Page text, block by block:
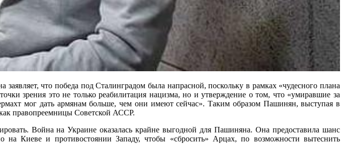
что победа под Сталинградом была напрасной, поскольку в рамках «чудесного плана
зрения это не только реабилитация нацизма, но и утверждение о том, что «умиравшие за
мог дать армянам больше, чем они имеют сейчас». Таким образом Пашинян, выступая в
правопреемницы Советской АССР.
Война на Украине оказалась крайне выгодной для Пашиняна. Она предоставила шанс
на Киеве и противостоянии Западу, чтобы «сбросить» Арцах, по возможности вытеснить